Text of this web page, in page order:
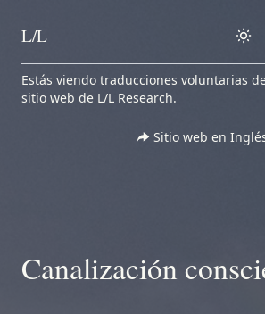
Skip to content
L/L
Estás viendo traducciones voluntarias
sitio web de L/L Research.
Sitio web en
Canalización